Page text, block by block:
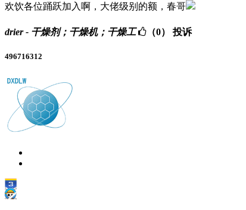
欢饮各位踊跃加入啊，大佬级别的额，春哥
drier - 干燥剂；干燥机；干燥工 （0） 投诉
496716312